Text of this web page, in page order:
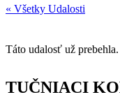
« Všetky Udalosti
Táto udalosť už prebehla.
TUČNIACI